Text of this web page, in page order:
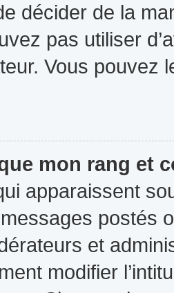
décider de la
pas utiliser
Vous
mon rang et
apparaissent
postés
et
modifier